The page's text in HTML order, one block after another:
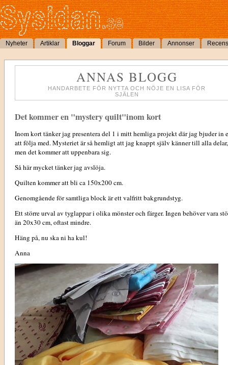
Nyheter Artiklar Bloggar Forum Bilder Annonser
ANNAS BLOGG
HANDARBETE FÖR NYTTA OCH NÖJE EN LISA FÖR
SJÄLEN
Det kommer en "mystery quilt"inom kort
Inom kort tänker jag presentera del 1 i mitt hemliga projekt där jag bjuder in
att följa med. Mysteriet är så hemligt att jag knappt själv känner till alla delar,
men det kommer att uppenbara sig.
Så här mycket tänker jag avslöja.
Quilten kommer att bli ca 150x200 cm.
Genomgående för samtliga block är ett valfritt bakgrundstyg.
Ett större urval av tyglappar i olika mönster och färger. Ingen behöver vara
än 20x30 cm, oftast mindre.
Häng på, nu ska ni ha kul!
Anna